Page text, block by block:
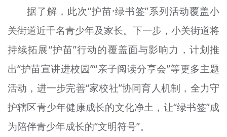
据了解，此次“护苗·绿书签”系列活动覆盖小
关街道近千名青少年及家长。下一步，小关街道将
持续拓展“护苗”行动的覆盖面与影响力，计划推
出“护苗宣讲进校园”“亲子阅读分享会”等更多主题
活动，进一步完善“家校社”协同育人机制，全力守
护辖区青少年健康成长的文化净土，让“绿书签”成
为陪伴青少年成长的“文明符号”。